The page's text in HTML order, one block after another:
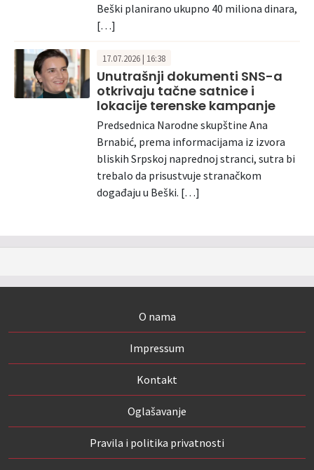
Beški planirano ukupno 40 miliona dinara,
[…]
17.07.2026 | 16:38
Unutrašnji dokumenti SNS-a
otkrivaju tačne satnice i
lokacije terenske kampanje
Predsednica Narodne skupštine Ana
Brnabić, prema informacijama iz izvora
bliskih Srpskoj naprednoj stranci, sutra bi
trebalo da prisustvuje stranačkom
događaju u Beški. […]
O nama
Impressum
Kontakt
Oglašavanje
Pravila i politika privatnosti